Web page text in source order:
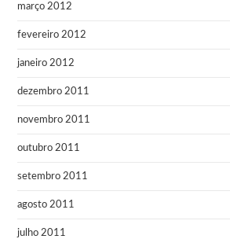
março 2012
fevereiro 2012
janeiro 2012
dezembro 2011
novembro 2011
outubro 2011
setembro 2011
agosto 2011
julho 2011